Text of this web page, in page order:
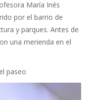
María Inés
por el barrio de
y parques. Antes de
una merienda en el
paseo